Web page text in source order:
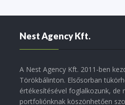
Nest Agency Kft.
A Nest Agency Kft. 2011-ben
Törökbálinton. Elsősorban
értékesítésével foglalkozunk, de
portfoliónknak köszönhetően